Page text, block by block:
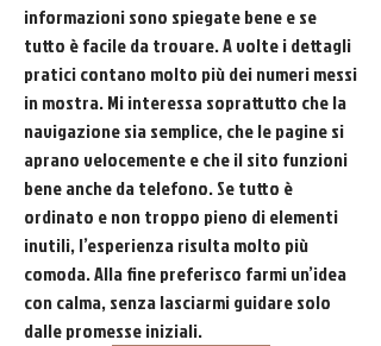
informazioni sono spiegate bene e se
tutto è facile da trovare. A volte i dettagli
pratici contano molto più dei numeri messi
in mostra. Mi interessa soprattutto che la
navigazione sia semplice, che le pagine si
aprano velocemente e che il sito funzioni
bene anche da telefono. Se tutto è
ordinato e non troppo pieno di elementi
inutili, l’esperienza risulta molto più
comoda. Alla fine preferisco farmi un’idea
con calma, senza lasciarmi guidare solo
dalle promesse iniziali.